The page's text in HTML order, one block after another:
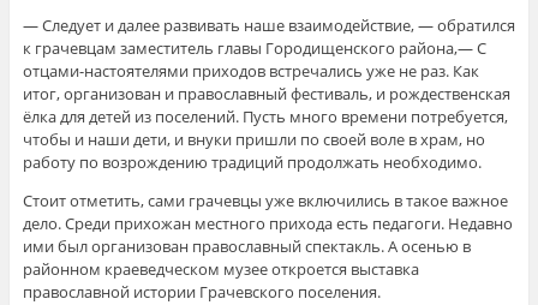
— Следует и далее развивать наше взаимодействие, — обратился
к грачевцам заместитель главы Городищенского района,— С
отцами-настоятелями приходов встречались уже не раз. Как
итог, организован и православный фестиваль, и рождественская
ёлка для детей из поселений. Пусть много времени потребуется,
чтобы и наши дети, и внуки пришли по своей воле в храм, но
работу по возрождению традиций продолжать необходимо.
Стоит отметить, сами грачевцы уже включились в такое важное
дело. Среди прихожан местного прихода есть педагоги. Недавно
ими был организован православный спектакль. А осенью в
районном краеведческом музее откроется выставка
православной истории Грачевского поселения.